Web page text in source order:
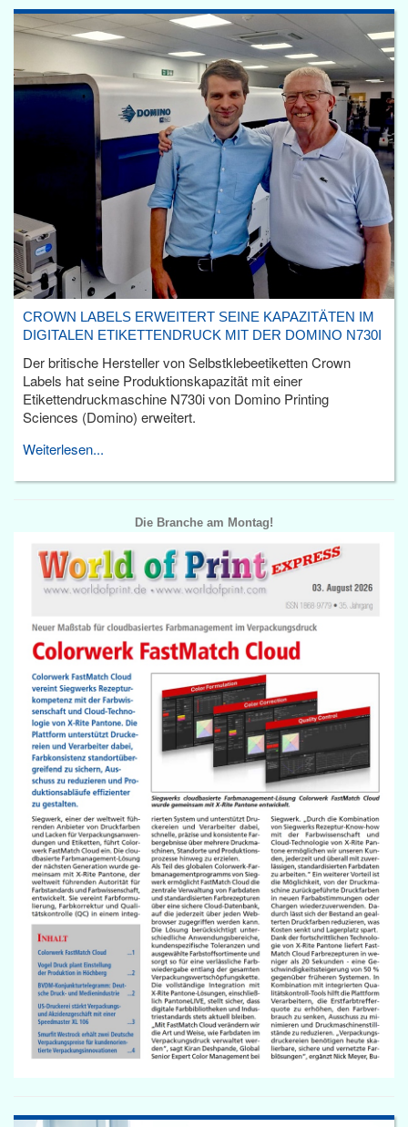
CROWN LABELS ERWEITERT SEINE KAPAZITÄTEN IM
DIGITALEN ETIKETTENDRUCK MIT DER DOMINO N730I
Der britische Hersteller von Selbstklebeetiketten Crown
Labels hat seine Produktionskapazität mit einer
Etikettendruckmaschine N730i von Domino Printing
Sciences (Domino) erweitert.
Weiterlesen...
Die Branche am Montag!